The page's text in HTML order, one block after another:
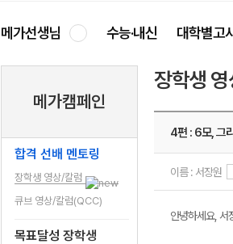
메가선생님 수능·내신 대학별고
메가캠페인
합격 선배 멘토링
장학생 영상/칼럼
큐브 영상/칼럼(QCC)
목표달성 장학생
장학생
4편 : 6모, 그
이름 : 서장원
안녕하세요, 서